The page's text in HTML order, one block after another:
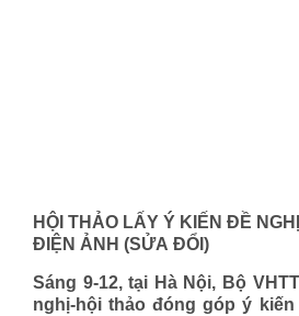
HỘI THẢO LẤY Ý KIẾN ĐỀ
ĐIỆN ẢNH (SỬA ĐỔI)
Sáng 9-12, tại Hà Nội, Bộ
nghị-hội thảo đóng góp ý